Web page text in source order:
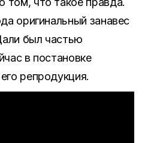
оригинальный занавес
был частью
в постановке
репродукция.